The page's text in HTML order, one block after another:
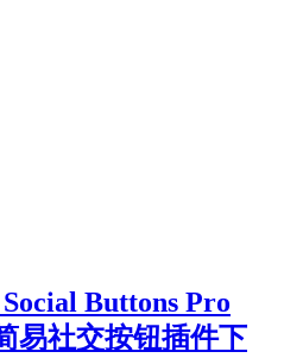
Buttons Pro
易社交按钮插件下